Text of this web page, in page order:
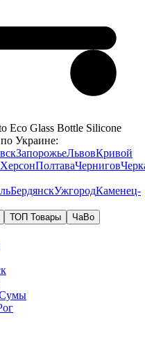
Eco Glass Bottle Silicone
Украине:
ЗапорожьеЛьвовКривой
ХерсонПолтаваЧернигов
БердянскУжгородКаменец-
ТОП Товары
ЧаВо